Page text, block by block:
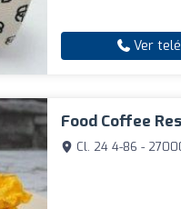
Ver
Food Coffee
Cl. 24 4-86 -